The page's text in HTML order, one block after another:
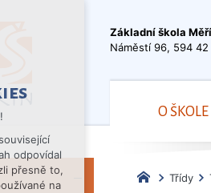
Základní škola
Náměstí 96, 594
O ŠKOLE
Třídy
odpovídal
přesně to,
na